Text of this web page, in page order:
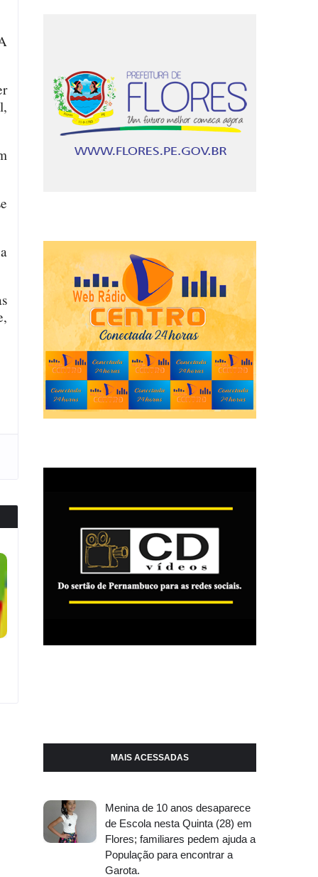
MAIS ACESSADAS
Menina de 10 anos desaparece
de Escola nesta Quinta (28) em
Flores; familiares pedem ajuda a
População para encontrar a
Garota.